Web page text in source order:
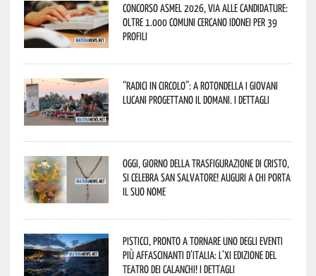
Concorso Asmel 2026, via alle candidature:
oltre 1.000 Comuni cercano idonei per 39
profili
“Radici in Circolo”: a Rotondella i giovani
lucani progettano il domani. I dettagli
Oggi, giorno della Trasfigurazione di Cristo,
si celebra San Salvatore! Auguri a chi porta
il suo nome
Pisticci, pronto a tornare uno degli eventi
più affascinanti d’Italia: l’XI edizione del
Teatro dei Calanchi! I dettagli